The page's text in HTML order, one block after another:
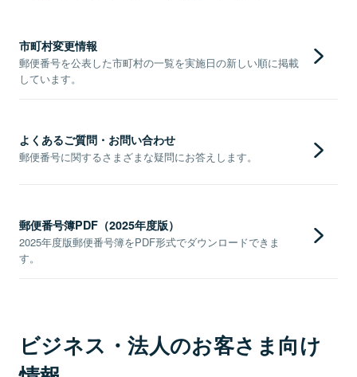
市町村変更情報
郵便番号を公表した市町村の一覧を実施日の新しい順に掲載
しています。
よくあるご質問・お問い合わせ
郵便番号に関するさまざまな疑問にお答えします。
郵便番号簿PDF（2025年度版）
2025年度版郵便番号簿をPDF形式でダウンロードできま
す。
ビジネス・法人のお客さま向け